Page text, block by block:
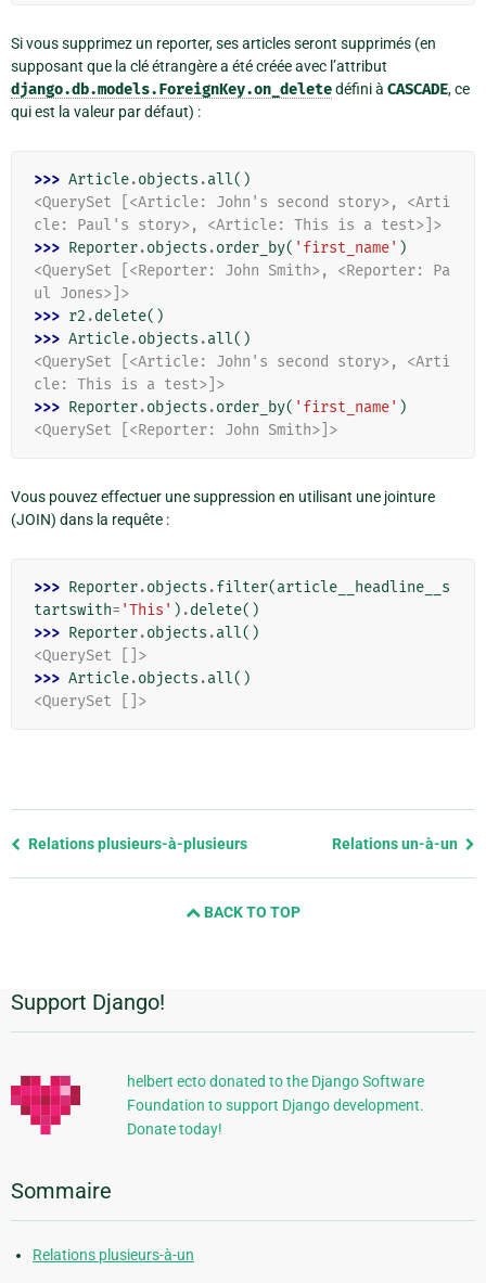
Si vous supprimez un reporter, ses articles seront supprimés (en
supposant que la clé étrangère a été créée avec l’attribut
django.db.models.ForeignKey.on_deletedéfini à CASCADE, ce
qui est la valeur par défaut) :
>>> Article.objects .all()
<QuerySet [<Article: John's second story>, <Arti
cle: Paul's story>, <Article: This is a test>]>
>>> Reporter.objects .order_by( 'first_name' )
<QuerySet [<Reporter: John Smith>, <Reporter: Pa
ul Jones>]>
>>> r2 .delete()
>>> Article.objects .all()
<QuerySet [<Article: John's second story>, <Arti
cle: This is a test>]>
>>> Reporter.objects .order_by( 'first_name' )
<QuerySet [<Reporter: John Smith>]>
Vous pouvez effectuer une suppression en utilisant une jointure
(JOIN) dans la requête :
>>> Reporter.objects .filter(article__headline__s
tartswith= 'This' ) .delete()
>>> Reporter.objects .all()
<QuerySet []>
>>> Article.objects .all()
<QuerySet []>
Previous
Relations plusieurs-à-plusieurs Relations un-à-un
BACK TO TOP
Informations
supplémentaires
Support Django!
helbert ecto donated to the Django Software
Foundation to support Django development.
Donate today!
Sommaire
Relations plusieurs-à-un